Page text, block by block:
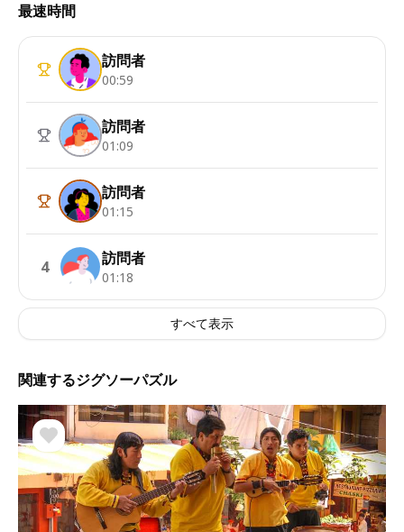
最速時間
訪問者
00:59
訪問者
01:09
訪問者
01:15
4 訪問者
01:18
すべて表示
関連するジグソーパズル